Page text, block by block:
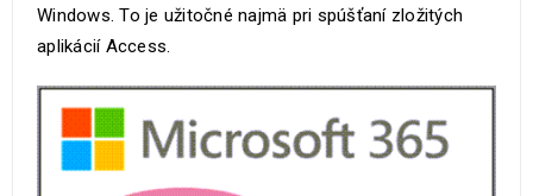
Windows. To je užitočné najmä pri spúšťaní zložitých
aplikácií Access.